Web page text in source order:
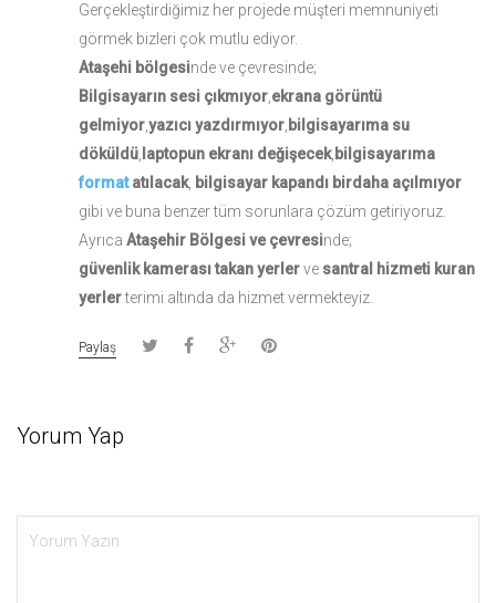
Gerçekleştirdiğimiz her projede müşteri memnuniyeti
görmek bizleri çok mutlu ediyor.
Ataşehi bölgesinde ve çevresinde;
Bilgisayarın sesi çıkmıyor,ekrana görüntü
gelmiyor,yazıcı yazdırmıyor, bilgisayarıma su
döküldü, laptopun ekranı değişecek, bilgisayarıma
formatatılacak, bilgisayar kapandı birdaha açılmıyor
gibi ve buna benzer tüm sorunlara çözüm getiriyoruz.
Ayrıca Ataşehir Bölgesi ve çevresinde;
güvenlik kamerası takan yerlerve santral hizmeti kuran
yerlerterimi altında da hizmet vermekteyiz.
Paylaş
Yorum Yap